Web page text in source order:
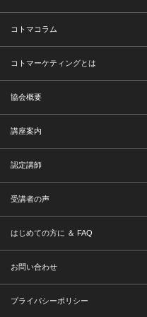
コトマコラム
コトマーケティングとは
協会概要
講座案内
認定講師
受講者の声
はじめての方に ＆ FAQ
お問い合わせ
プライバシーポリシー